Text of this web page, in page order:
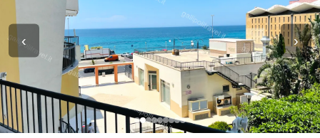
‹ ›